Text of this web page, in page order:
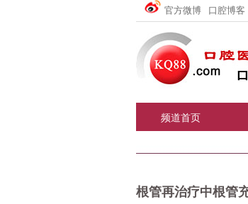
官方微博 口腔博客
频道首页
根管再治疗中根管